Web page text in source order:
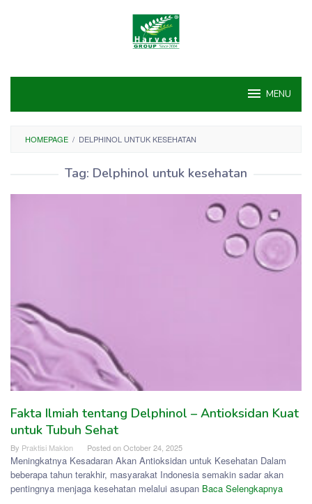
MENU
HOMEPAGE / DELPHINOL UNTUK KESEHATAN
Tag: Delphinol untuk kesehatan
Fakta Ilmiah tentang Delphinol – Antioksidan Kuat
untuk Tubuh Sehat
By Praktisi Maklon Posted onOctober 24, 2025
Meningkatnya Kesadaran Akan Antioksidan untuk Kesehatan Dalam
beberapa tahun terakhir, masyarakat Indonesia semakin sadar akan
pentingnya menjaga kesehatan melalui asupan Baca Selengkapnya